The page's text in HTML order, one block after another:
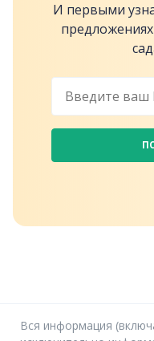
И первыми
Вся информация